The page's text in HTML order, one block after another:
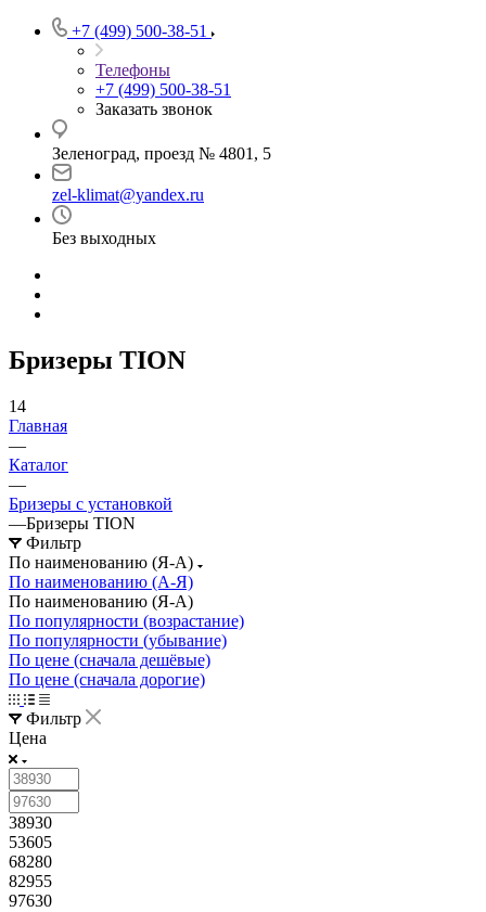
+7 (499) 500-38-51
Телефоны
+7 (499) 500-38-51
Заказать звонок
Зеленоград, проезд № 4801, 5
zel-klimat@yandex.ru
Без выходных
Бризеры TION
14
Главная
—
Каталог
—
Бризеры с установкой
—Бризеры TION
Фильтр
По наименованию (Я-А)
По наименованию (А-Я)
По наименованию (Я-А)
По популярности (возрастание)
По популярности (убывание)
По цене (сначала дешёвые)
По цене (сначала дорогие)
Фильтр
Цена
38930
53605
68280
82955
97630